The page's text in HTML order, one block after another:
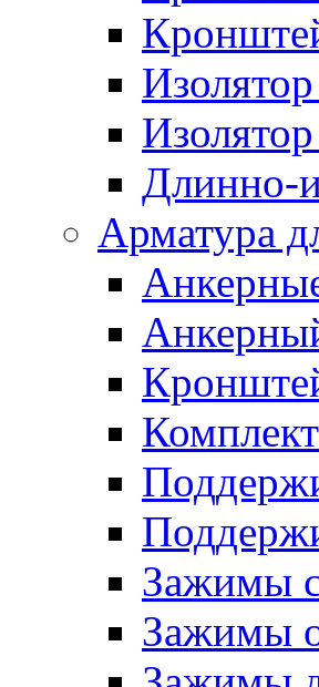
Длинно-
Арматура
Зажимы
Зажимы